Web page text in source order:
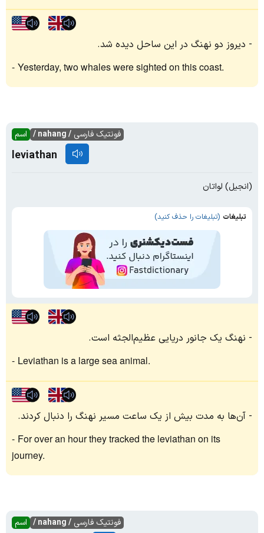
دیروز دو نهنگ در این ساحل دیده شد.
Yesterday, two whales were sighted on this coast.
اسم فونتیک فارسی / nahang /
leviathan
(انجیل) لواتان
تبلیغات (تبلیغات را حذف کنید)
نهنگ یک جانور دریایی عظیم‌الجثه است.
Leviathan is a large sea animal.
آن‌ها به مدت بیش از یک ساعت مسیر نهنگ را دنبال کردند.
For over an hour they tracked the leviathan on its
journey.
اسم فونتیک فارسی / nahang /